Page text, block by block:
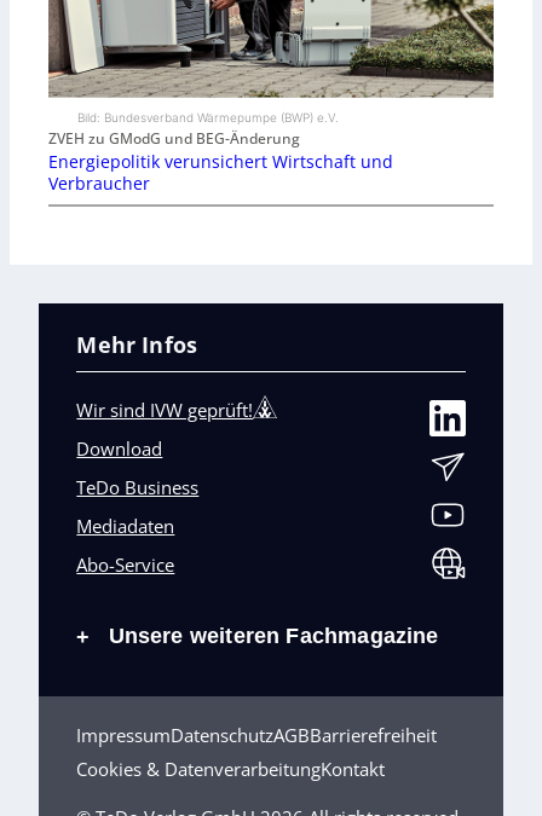
Bild: Bundesverband Wärmepumpe (BWP) e.V.
ZVEH zu GModG und BEG-Änderung
Energiepolitik verunsichert Wirtschaft und
Verbraucher
Mehr Infos
Wir sind IVW geprüft!
Download
TeDo Business
Mediadaten
Abo-Service
+ Unsere weiteren Fachmagazine
ImpressumDatenschutzAGBBarrierefreiheit
Cookies & DatenverarbeitungKontakt